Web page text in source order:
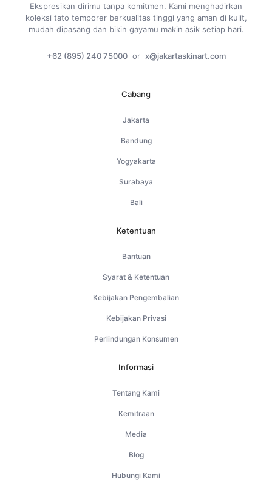
Ekspresikan dirimu tanpa komitmen. Kami menghadirkan
koleksi tato temporer berkualitas tinggi yang aman di kulit,
mudah dipasang dan bikin gayamu makin asik setiap hari.
+62 (895) 240 75000 or x@jakartaskinart.com
Cabang
Jakarta
Bandung
Yogyakarta
Surabaya
Bali
Ketentuan
Bantuan
Syarat & Ketentuan
Kebijakan Pengembalian
Kebijakan Privasi
Perlindungan Konsumen
Informasi
Tentang Kami
Kemitraan
Media
Blog
Hubungi Kami